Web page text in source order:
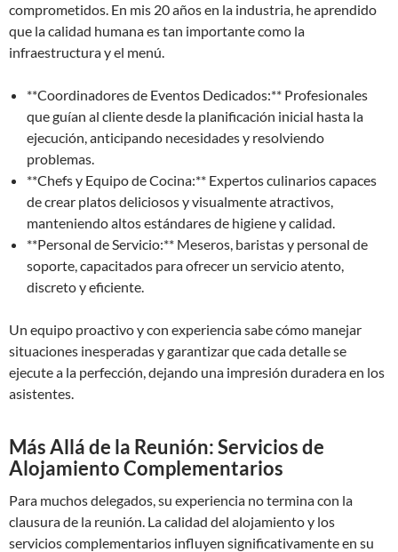
comprometidos. En mis 20 años en la industria, he aprendido
que la calidad humana es tan importante como la
infraestructura y el menú.
**Coordinadores de Eventos Dedicados:** Profesionales
que guían al cliente desde la planificación inicial hasta la
ejecución, anticipando necesidades y resolviendo
problemas.
**Chefs y Equipo de Cocina:** Expertos culinarios capaces
de crear platos deliciosos y visualmente atractivos,
manteniendo altos estándares de higiene y calidad.
**Personal de Servicio:** Meseros, baristas y personal de
soporte, capacitados para ofrecer un servicio atento,
discreto y eficiente.
Un equipo proactivo y con experiencia sabe cómo manejar
situaciones inesperadas y garantizar que cada detalle se
ejecute a la perfección, dejando una impresión duradera en los
asistentes.
Más Allá de la Reunión: Servicios de
Alojamiento Complementarios
Para muchos delegados, su experiencia no termina con la
clausura de la reunión. La calidad del alojamiento y los
servicios complementarios influyen significativamente en su